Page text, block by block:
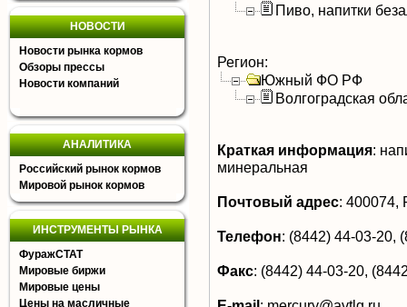
НОВОСТИ
Новости рынка кормов
Обзоры прессы
Новости компаний
АНАЛИТИКА
Российский рынок кормов
Мировой рынок кормов
ИНСТРУМЕНТЫ РЫНКА
ФуражСТАТ
Мировые биржи
Мировые цены
Цены на масличные
Пиво, напитки
Регион:
Южный ФО РФ
Волгоградская
Краткая информация:
минеральная
Почтовый адрес: 400074,
Телефон: (8442) 44-03-20,
Факс: (8442) 44-03-20,